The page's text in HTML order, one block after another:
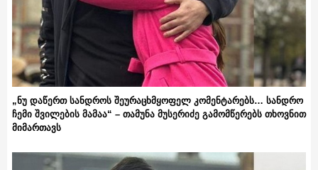
„ნუ დაწერთ სანდროს შეურაცხმყოფელ კომენტარებს… სანდრო
ჩემი შვილების მამაა“ – თამუნა მუსერიძე გამომწერებს თხოვნით
მიმართავს